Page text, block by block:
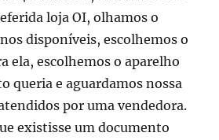
loja OI, olhamos o
disponíveis, escolhemos o
ela, escolhemos o aparelho
queria e aguardamos nossa
por uma vendedora.
existisse um documento